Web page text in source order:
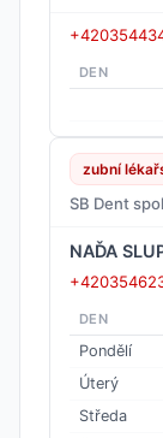
DEN
zubní
SB Dent
NAĎA
DEN
Pondělí
Úterý
Středa